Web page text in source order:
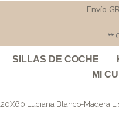
– Envío
**
SILLAS DE COCHE
MI
Luciana Blanco-Madera